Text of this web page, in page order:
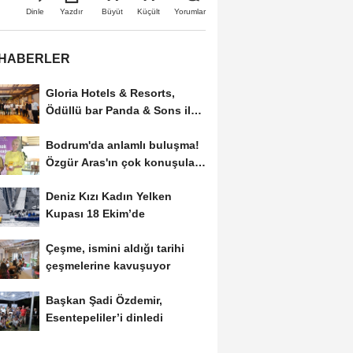
Dinle Yazdır Büyüt Küçült Yorumlar
Gloria Hotels & Resorts,
Ödüllü bar Panda & Sons ile
Bodrum'da anlamlı buluşma!
Özgür Aras'ın çok konuşulan
Deniz Kızı Kadın Yelken
Kupası 18 Ekim’de
Çeşme, ismini aldığı tarihi
çeşmelerine kavuşuyor
Başkan Şadi Özdemir,
Esentepeliler’i dinledi